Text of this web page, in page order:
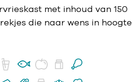
met inhoud van 150
die naar wens in hoogte